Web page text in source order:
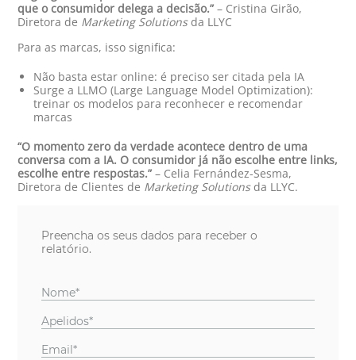
que o consumidor delega a decisão.”– Cristina Girão,
Diretora de Marketing Solutionsda LLYC
Para as marcas, isso significa:
Não basta estar online: é preciso ser citada pela IA
Surge a LLMO (Large Language Model Optimization):
treinar os modelos para reconhecer e recomendar
marcas
“O momento zero da verdade acontece dentro de uma
conversa com a IA. O consumidor já não escolhe entre links,
escolhe entre respostas.” – Celia Fernández-Sesma,
Diretora de Clientes de Marketing Solutionsda LLYC.
Preencha os seus dados para receber o
relatório.